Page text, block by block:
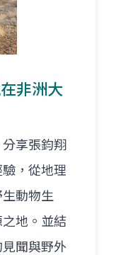
非洲大
享張鈞翔
，從地理
動物生
地。並結
聞與野外